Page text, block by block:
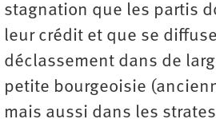
stagnation que les partis
leur crédit et que se
déclassement dans de
petite bourgeoisie
mais aussi dans les